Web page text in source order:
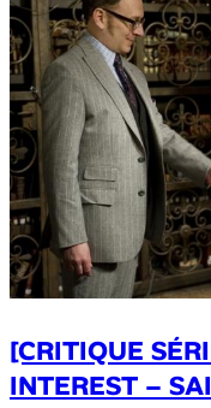
[CRITIQUE
INTEREST –